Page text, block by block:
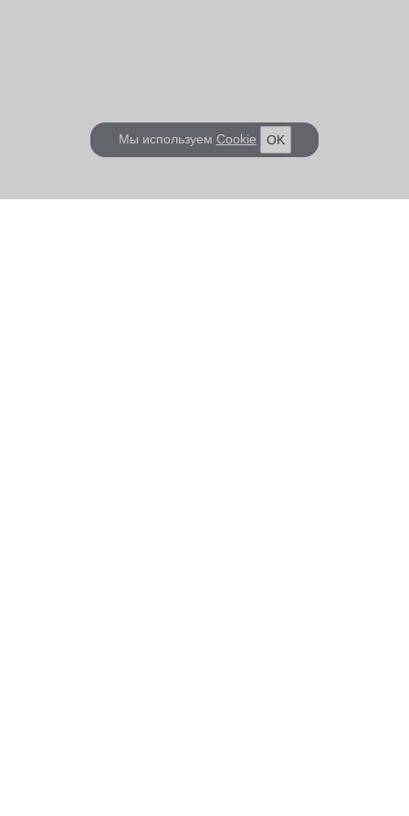
Мы используем Cookie OK